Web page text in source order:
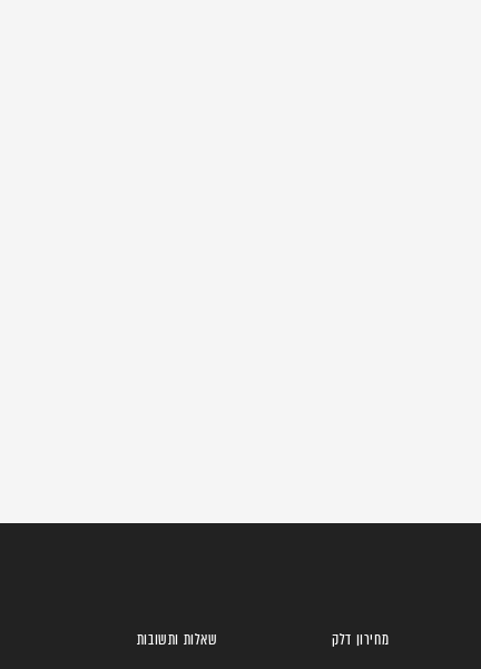
מחירון דלק
שאלות ותשובות